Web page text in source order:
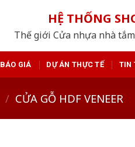
HỆ THỐNG
Thế giới Cửa nhựa nhà
BÁO GIÁ DỰ ÁN THỰC TẾ TIN
/ CỬA GỖ HDF VENEER